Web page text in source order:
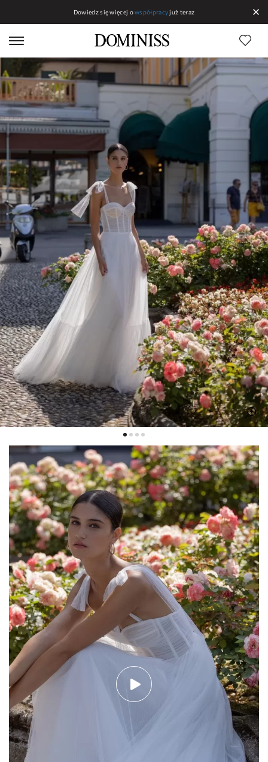
Dowiedz się więcej owspółpracyjuż teraz
Linias DOMINISS